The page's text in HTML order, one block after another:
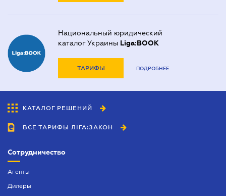
Национальный юридический
каталог Украины Liga:BOOK
ТАРИФЫ ПОДРОБНЕЕ
КАТАЛОГ РЕШЕНИЙ
ВСЕ ТАРИФЫ ЛІГА:ЗАКОН
Сотрудничество
Агенты
Дилеры